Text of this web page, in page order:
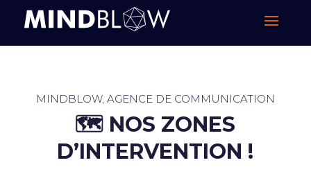
MINDBLOW, AGENCE DE COMMUNICATION
🗺️ ​NOS ZONES
D’INTERVENTION !